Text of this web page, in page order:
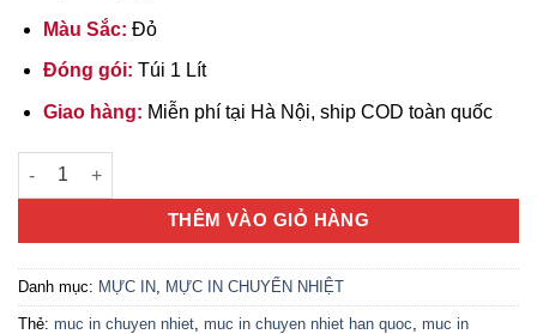
Màu Sắc: Đỏ
Đóng gói: Túi 1 Lít
Giao hàng: Miễn phí tại Hà Nội, ship COD toàn quốc
Mực in chuyển nhiệt Hàn Quốc Inktec 1L - Màu Đỏ (Magenta)
THÊM VÀO GIỎ HÀNG
Danh mục: MỰC IN MỰC IN CHUYỂN NHIỆT
Thẻ: muc in chuyen nhiet muc in chuyen nhiet han quoc muc in